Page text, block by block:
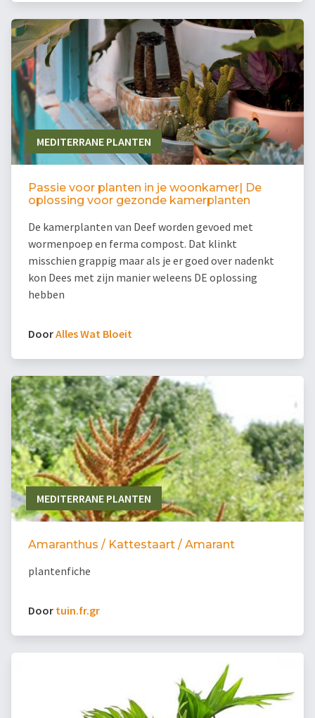
MEDITERRANE PLANTEN
Passie voor planten in je woonkamer| De
oplossing voor gezonde kamerplanten
De kamerplanten van Deef worden gevoed met
wormenpoep en ferma compost. Dat klinkt
misschien grappig maar als je er goed over nadenkt
kon Dees met zijn manier weleens DE oplossing
hebben
DoorAlles Wat Bloeit
MEDITERRANE PLANTEN
Amaranthus / Kattestaart / Amarant
plantenfiche
Door tuin.fr.gr